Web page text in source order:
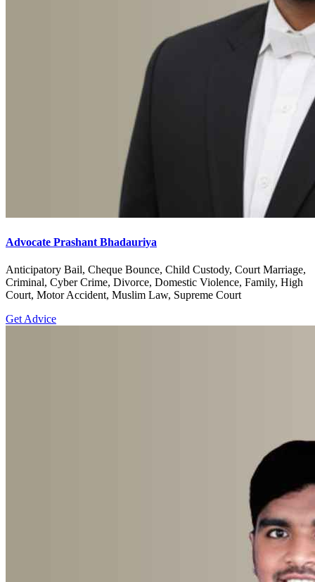
Advocate Prashant Bhadauriya
Anticipatory Bail, Cheque Bounce, Child Custody, Court Marriage,
Criminal, Cyber Crime, Divorce, Domestic Violence, Family, High
Court, Motor Accident, Muslim Law, Supreme Court
Get Advice